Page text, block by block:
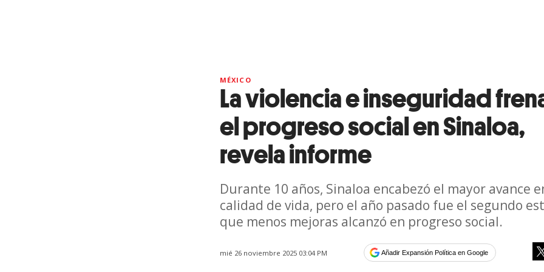
MÉXICO
La violencia e inseguridad
el progreso social en Sinaloa,
revela informe
Durante 10 años, Sinaloa encabezó el mayor avance
calidad de vida, pero el año pasado fue el segundo
que menos mejoras alcanzó en progreso social.
mié 26 noviembre 2025 03:04 PM Añadir Expansión Política en Google